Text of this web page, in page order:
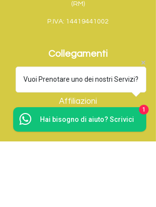
(RM)
P.IVA: 14419441002
Collegamenti
Home
Affiliazioni
Vuoi Prenotare uno dei nostri Servizi?
Hai bisogno di aiuto? Scrivici
1